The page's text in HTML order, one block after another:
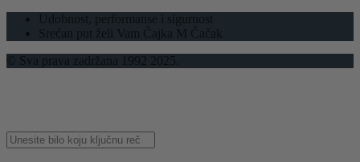
Udobnost, performanse i sigurnost
Srećan put želi Vam Čajka M Čačak
© Sva prava zadržana 1992 2025.